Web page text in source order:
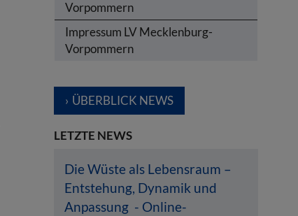
Vorpommern
Impressum LV Mecklenburg-
Vorpommern
ÜBERBLICK NEWS
LETZTE NEWS
Die Wüste als Lebensraum –
Entstehung, Dynamik und
Anpassung - Online-